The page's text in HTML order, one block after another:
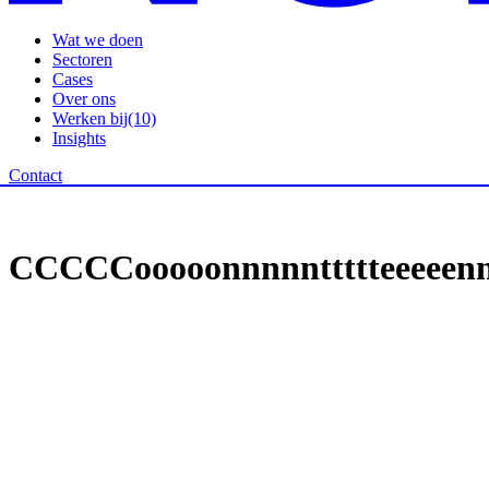
Wat we doen
Sectoren
Cases
Over ons
Werken bij(10)
Insights
Contact
CCCCCooooonnnnnttttteeeeen